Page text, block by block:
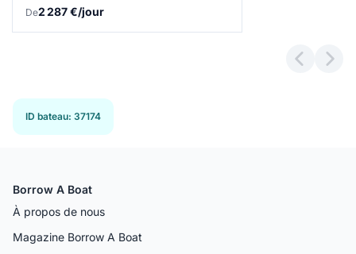
De2 287 €/jour
ID bateau: 37174
Borrow A Boat
À propos de nous
Magazine Borrow A Boat